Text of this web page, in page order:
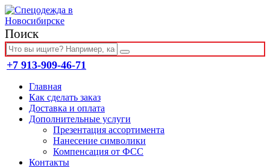
Поиск
+7 913-909-46-71
Главная
Как сделать заказ
Доставка и оплата
Дополнительные услуги
Презентация ассортимента
Нанесение символики
Компенсация от ФСС
Контакты